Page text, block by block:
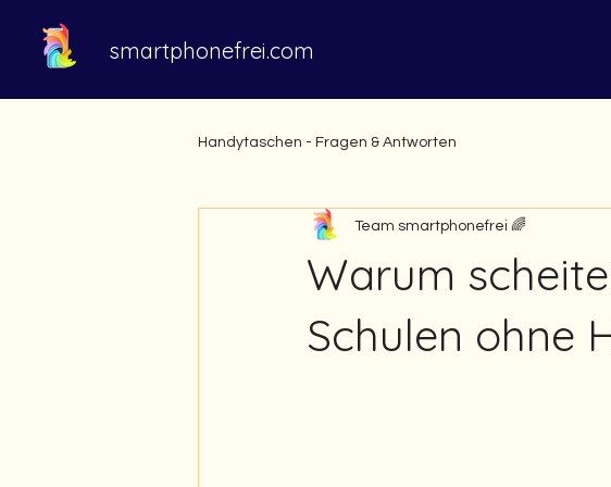
smartphonefrei.com
Handytaschen - Fragen & Antworten
Warum
Schulen ohne
Team smartphonefrei 🌈